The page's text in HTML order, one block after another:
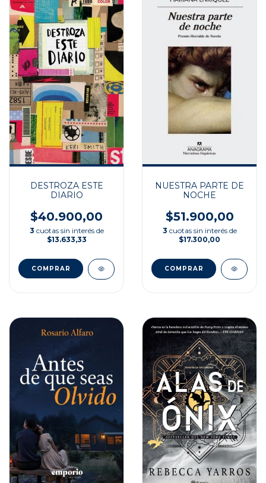
DESTROZA ESTE
DIARIO
$40.900,00
3 cuotas sin interés de
$13.633,33
NUESTRA PARTE DE
NOCHE
$51.900,00
3 cuotas sin interés de
$17.300,00